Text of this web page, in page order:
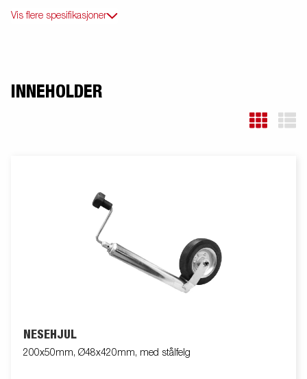
Vis flere spesifikasjoner
INNEHOLDER
NESEHJUL
200x50mm, Ø48x420mm, med stålfelg